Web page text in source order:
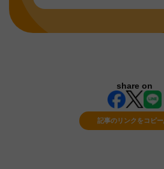
share on
記事のリンクをコピー